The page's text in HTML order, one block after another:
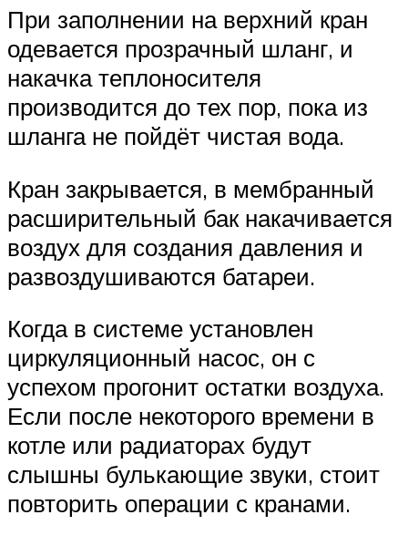
При заполнении на верхний кран
одевается прозрачный шланг, и
накачка теплоносителя
производится до тех пор, пока из
шланга не пойдёт чистая вода.
Кран закрывается, в мембранный
расширительный бак накачивается
воздух для создания давления и
развоздушиваются батареи.
Когда в системе установлен
циркуляционный насос, он с
успехом прогонит остатки воздуха.
Если после некоторого времени в
котле или радиаторах будут
слышны булькающие звуки, стоит
повторить операции с кранами.